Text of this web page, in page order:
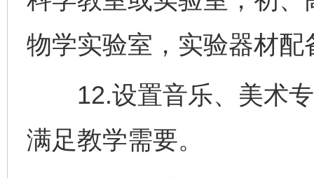
物学实验室，实验器材
12.设置音乐、美术专
满足教学需要。